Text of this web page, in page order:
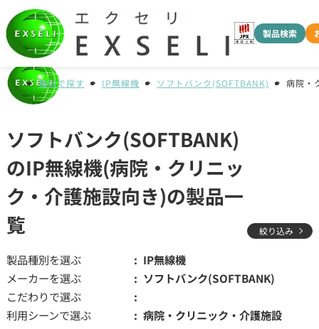
製品検索
種別で探す IP無線機 ソフトバンク(SOFTBANK) 病院・
ソフトバンク(SOFTBANK)
のIP無線機(病院・クリニッ
ク・介護施設向き)の製品一
覧
絞り込み
製品種別を選ぶ
IP無線機
メーカーを選ぶ
ソフトバンク(SOFTBANK)
こだわりで選ぶ
利用シーンで選ぶ
病院・クリニック・介護施設